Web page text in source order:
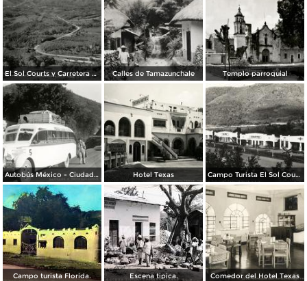
El Sol Courts y Carretera México - Laredo Calles de Tamazunchale Templo parroquial
Autobús México - Ciudad Victoria, en la entrada a Tamazunchale (circa 1935) Hotel Texas Campo Turista El Sol Courts
Campo turista Florida. Escena tipica. Comedor del Hotel Texas